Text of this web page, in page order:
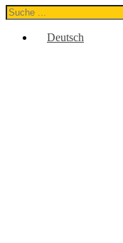
Search
for:
Deutsch